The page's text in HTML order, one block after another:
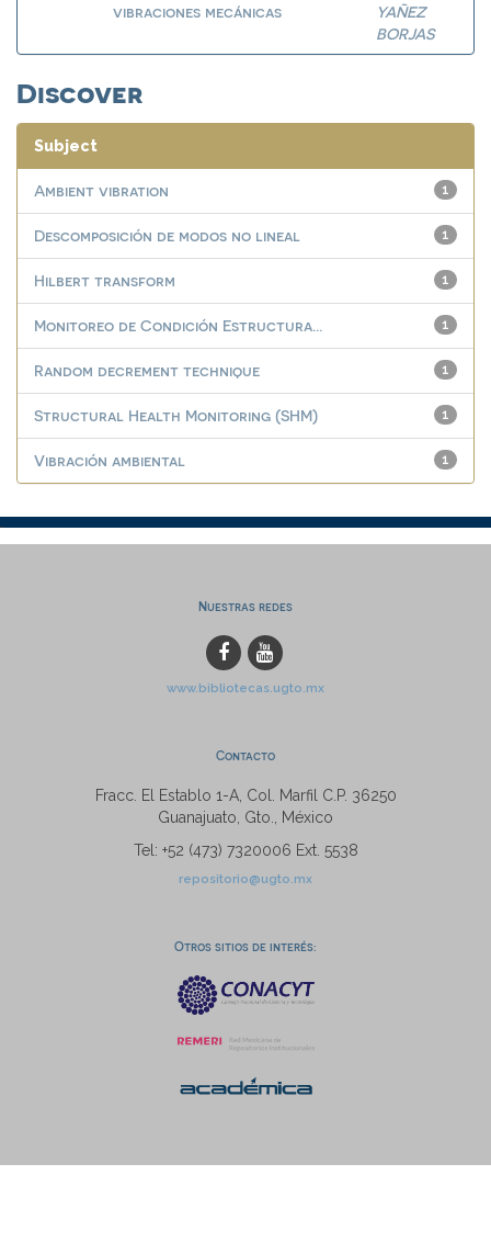
vibraciones mecánicas
YAÑEZ
BORJAS
Discover
Subject
1
Ambient vibration
1
Descomposición de modos no lineal
1
Hilbert transform
1
Monitoreo de Condición Estructura...
1
Random decrement technique
1
Structural Health Monitoring (SHM)
1
Vibración ambiental
Nuestras redes
www.bibliotecas.ugto.mx
Contacto
Fracc. El Establo 1-A, Col. Marfil C.P. 36250
Guanajuato, Gto., México
Tel: +52 (473) 7320006 Ext. 5538
repositorio@ugto.mx
Otros sitios de interés: